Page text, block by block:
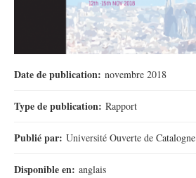
Date de publication: novembre 2018
Type de publication: Rapport
Publié par: Université Ouverte de Catalogne
Disponible en: anglais